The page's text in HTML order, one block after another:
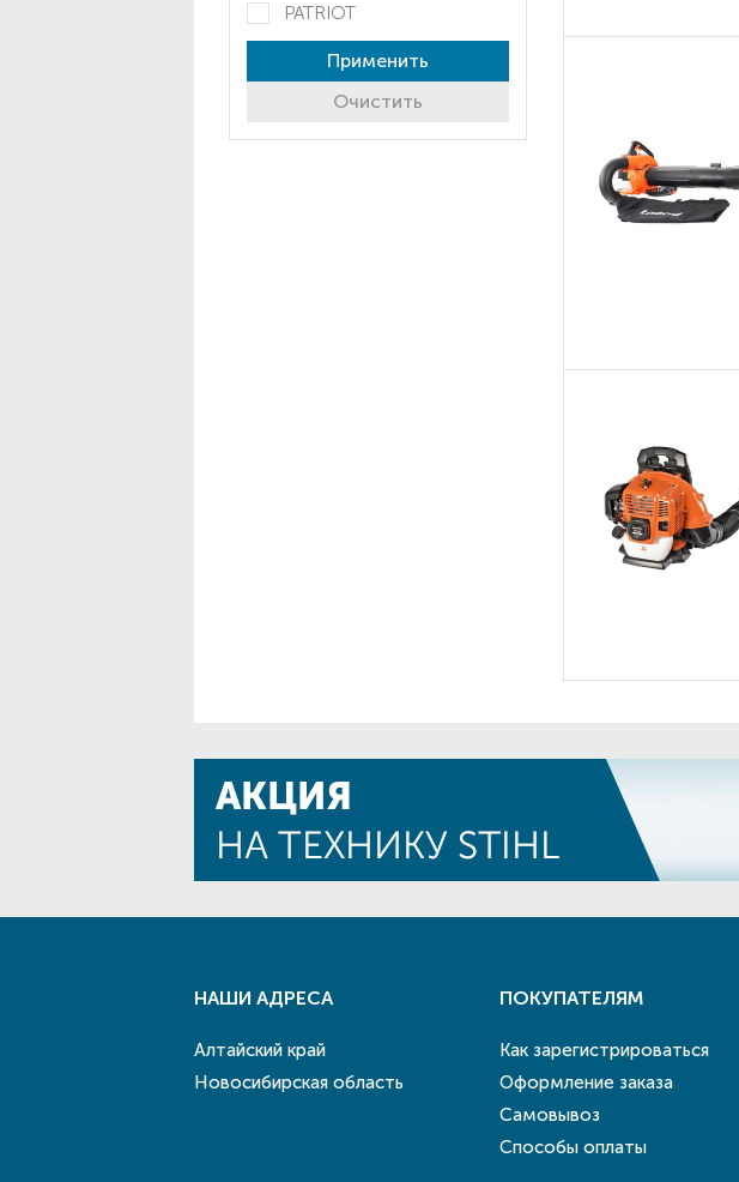
PATRIOT
Применить
Очистить
НАШИ АДРЕСА
Алтайский край
Новосибирская область
ПОКУПАТЕЛЯМ
Как зарегистрироваться
Оформление заказа
Самовывоз
Способы оплаты